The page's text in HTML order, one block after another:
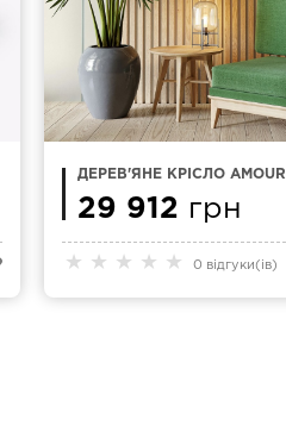
★ ★ ★ ★ ★ 0 відгуки(ів)
ДЕРЕВ'ЯНЕ КРІСЛО AMOUR
29 912 грн